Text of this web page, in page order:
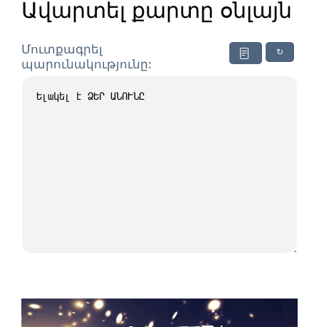
Ավարտել քարտը օնլայն
↻
Մուտքագրել
պարունակությունը: